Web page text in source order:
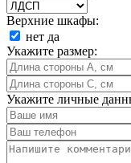
Верхние шкафы:
нет да
Укажите размер:
Укажите личные